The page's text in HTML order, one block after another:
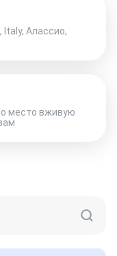
Italy, Алассио,
место вживую